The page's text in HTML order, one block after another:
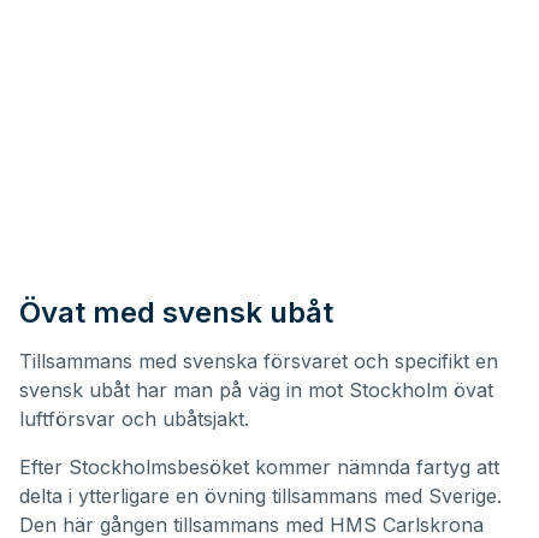
Övat med svensk ubåt
Tillsammans med svenska försvaret och specifikt en
svensk ubåt har man på väg in mot Stockholm övat
luftförsvar och ubåtsjakt.
Efter Stockholmsbesöket kommer nämnda fartyg att
delta i ytterligare en övning tillsammans med Sverige.
Den här gången tillsammans med HMS Carlskrona